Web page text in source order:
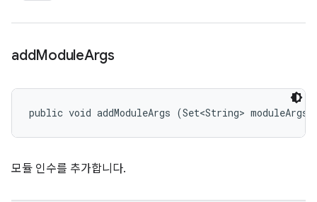
addModuleArgs
public void addModuleArgs (Set<String> moduleArgs)
모듈 인수를 추가합니다.